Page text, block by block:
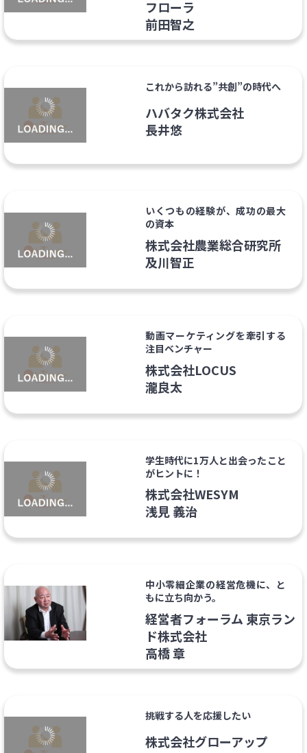
フローラ
前田智之
これから訪れる”共創”の時代へ
ハバタク株式会社
長井悠
いくつもの経験が、成功の最大
の資本
株式会社農業総合研究所
及川智正
動画マーケティングを牽引する
注目ベンチャー
株式会社LOCUS
瀧良太
学生時代に1万人と出会ったこと
がヒントに！
株式会社WESYM
浅見 義治
中小零細企業の経営危機に、と
もに立ち向かう。
経営者フォーラム 東京ラン
ド株式会社
高橋 章
挑戦する人を応援したい
株式会社グローアップ